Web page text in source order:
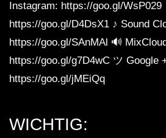
Instagram: https://goo.gl/
https://goo.gl/D4DsX1 ♪ Sound
https://goo.gl/SAnMAl 🔊
https://goo.gl/g7D4wC ツ Google
https://goo.gl/jMEiQq
WICHTIG: